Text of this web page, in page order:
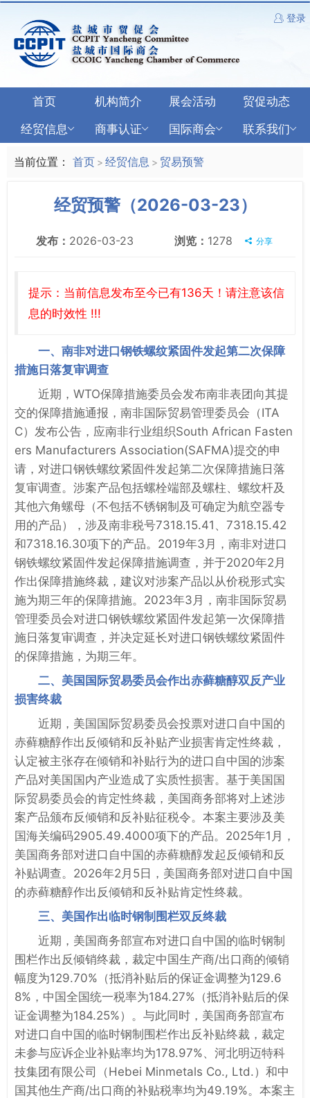
登录
首页 机构简介 展会活动
贸促动态
经贸信息
商事认证 国际商会 联系我们
当前位置： 首页 > 经贸信息 > 贸易预警
经贸预警（2026-03-23）
发布： 2026-03-23 浏览： 1278 分享
提示：当前信息发布至今已有136天！请注意该信
息的时效性 !!!
一、南非对进口钢铁螺纹紧固件发起第二次保障
措施日落复审调查
近期，WTO保障措施委员会发布南非表团向其提
交的保障措施通报，南非国际贸易管理委员会（ITA
C）发布公告，应南非行业组织South African Fasten
ers Manufacturers Association(SAFMA)提交的申
请，对进口钢铁螺纹紧固件发起第二次保障措施日落
复审调查。涉案产品包括螺栓端部及螺柱、螺纹杆及
其他六角螺母（不包括不锈钢制及可确定为航空器专
用的产品），涉及南非税号7318.15.41、7318.15.42
和7318.16.30项下的产品。2019年3月，南非对进口
钢铁螺纹紧固件发起保障措施调查，并于2020年2月
作出保障措施终裁，建议对涉案产品以从价税形式实
施为期三年的保障措施。2023年3月，南非国际贸易
管理委员会对进口钢铁螺纹紧固件发起第一次保障措
施日落复审调查，并决定延长对进口钢铁螺纹紧固件
的保障措施，为期三年。
二、美国国际贸易委员会作出赤藓糖醇双反产业
损害终裁
近期，美国国际贸易委员会投票对进口自中国的
赤藓糖醇作出反倾销和反补贴产业损害肯定性终裁，
认定被主张存在倾销和补贴行为的进口自中国的涉案
产品对美国国内产业造成了实质性损害。基于美国国
际贸易委员会的肯定性终裁，美国商务部将对上述涉
案产品颁布反倾销和反补贴征税令。本案主要涉及美
国海关编码2905.49.4000项下的产品。2025年1月，
美国商务部对进口自中国的赤藓糖醇发起反倾销和反
补贴调查。2026年2月5日，美国商务部对进口自中国
的赤藓糖醇作出反倾销和反补贴肯定性终裁。
三、美国作出临时钢制围栏双反终裁
近期，美国商务部宣布对进口自中国的临时钢制
围栏作出反倾销终裁，裁定中国生产商/出口商的倾销
幅度为129.70%（抵消补贴后的保证金调整为129.6
8%，中国全国统一税率为184.27%（抵消补贴后的保
证金调整为184.25%）。与此同时，美国商务部宣布
对进口自中国的临时钢制围栏作出反补贴终裁，裁定
未参与应诉企业补贴率均为178.97%、河北明迈特科
技集团有限公司（Hebei Minmetals Co., Ltd.）和中
国其他生产商/出口商的补贴税率均为49.19%。本案主